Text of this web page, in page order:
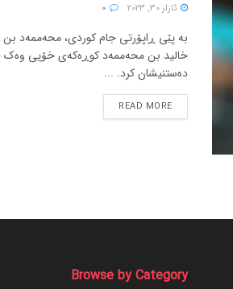
ئازار 30, 2023
بە پێی ڕاپۆرتی جام کوردی، محەممەد بن
خالید بن محەممەد کوڕەکەی خۆیی وەک
دەستنیشان کرد. ...
READ MORE
Browse by Category